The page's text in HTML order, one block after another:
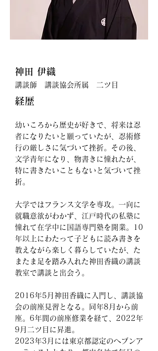
神田 伊織
講談師 講談協会所属 二ツ目
経歴
幼い こ ろから歴史が好きで、将来は忍
者になりたいと願っていたが、忍術修
行の厳しさに気づいて挫折。その後、
文学青年になり、物書きに憧れたが、
特に書きたいこともないと気づいて挫
折。
大学ではフランス文学を専攻。一向に
就職意欲がわかず、江戸時代の私塾に
憧れて在学中に国語専門塾を開業。10
年以上にわたって子どもに読み書きを
教えながら楽しく暮らしていたが、た
またま足を踏み入れた神田香織の講談
教室で講談と出会う。
2016年5月神田香織に入門し、講談協
会の前座見習となる。同年8月から前
座。6年間の前座修業を経て、2022年
9月二ツ目に昇進。
2023年3月には東京都認定のヘブンア